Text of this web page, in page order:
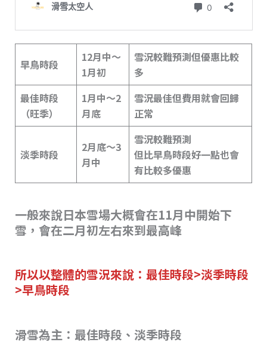
早鳥時段
12月中～
1月初
雪況較難預測但優惠比較
多
最佳時段
（旺季）
1月中～2
月底
雪況最佳但費用就會回歸
正常
淡季時段
2月底～3
月中
雪況較難預測
但比早鳥時段好一點也會
有比較多優惠
一般來說日本雪場大概會在11月中開始下
雪，會在二月初左右來到最高峰
所以以整體的雪況來說：最佳時段>淡季時段
>早鳥時段
滑雪為主：最佳時段、淡季時段